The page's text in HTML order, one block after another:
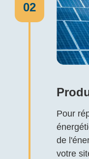
Pour
de
votre
02